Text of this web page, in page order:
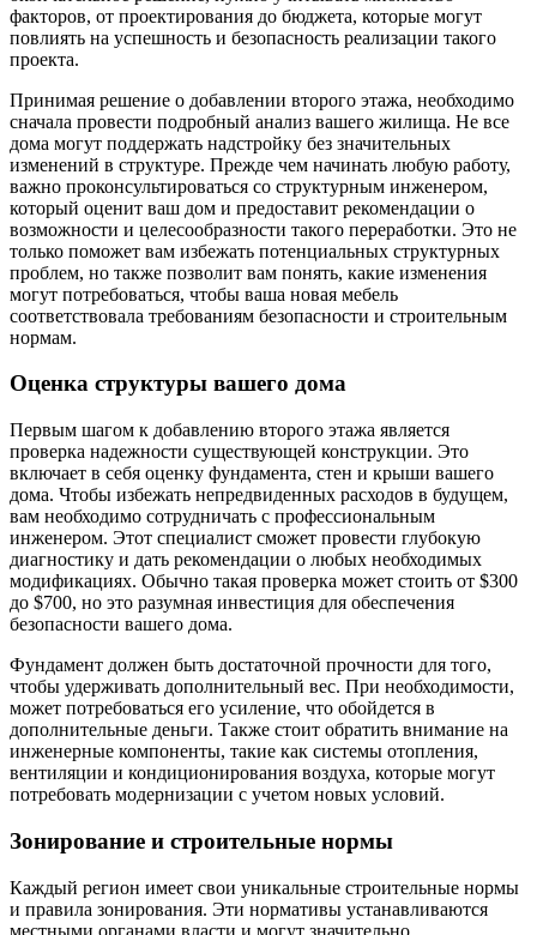
факторов, от проектирования до бюджета, которые могут
повлиять на успешность и безопасность реализации такого
проекта.
Принимая решение о добавлении второго этажа, необходимо
сначала провести подробный анализ вашего жилища. Не все
дома могут поддержать надстройку без значительных
изменений в структуре. Прежде чем начинать любую работу,
важно проконсультироваться со структурным инженером,
который оценит ваш дом и предоставит рекомендации о
возможности и целесообразности такого переработки. Это не
только поможет вам избежать потенциальных структурных
проблем, но также позволит вам понять, какие изменения
могут потребоваться, чтобы ваша новая мебель
соответствовала требованиям безопасности и строительным
нормам.
Оценка структуры вашего дома
Первым шагом к добавлению второго этажа является
проверка надежности существующей конструкции. Это
включает в себя оценку фундамента, стен и крыши вашего
дома. Чтобы избежать непредвиденных расходов в будущем,
вам необходимо сотрудничать с профессиональным
инженером. Этот специалист сможет провести глубокую
диагностику и дать рекомендации о любых необходимых
модификациях. Обычно такая проверка может стоить от $300
до $700, но это разумная инвестиция для обеспечения
безопасности вашего дома.
Фундамент должен быть достаточной прочности для того,
чтобы удерживать дополнительный вес. При необходимости,
может потребоваться его усиление, что обойдется в
дополнительные деньги. Также стоит обратить внимание на
инженерные компоненты, такие как системы отопления,
вентиляции и кондиционирования воздуха, которые могут
потребовать модернизации с учетом новых условий.
Зонирование и строительные нормы
Каждый регион имеет свои уникальные строительные нормы
и правила зонирования. Эти нормативы устанавливаются
местными органами власти и могут значительно